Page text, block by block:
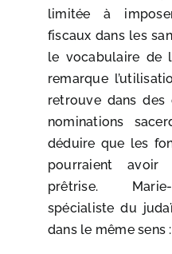
limitée à
fiscaux dans les
le vocabulaire de
remarque
retrouve dans
nominations
déduire que les
pourraient
prêtrise.
spécialiste du
dans le même sens :